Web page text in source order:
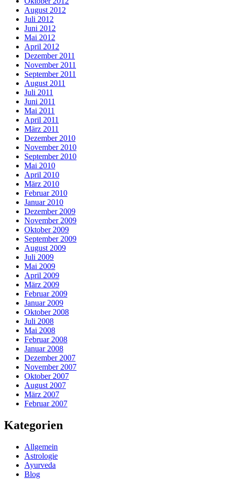
August 2012
Juli 2012
Juni 2012
Mai 2012
April 2012
Dezember 2011
November 2011
September 2011
August 2011
Juli 2011
Juni 2011
Mai 2011
April 2011
März 2011
Dezember 2010
November 2010
September 2010
Mai 2010
April 2010
März 2010
Februar 2010
Januar 2010
Dezember 2009
November 2009
Oktober 2009
September 2009
August 2009
Juli 2009
Mai 2009
April 2009
März 2009
Februar 2009
Januar 2009
Oktober 2008
Juli 2008
Mai 2008
Februar 2008
Januar 2008
Dezember 2007
November 2007
Oktober 2007
August 2007
März 2007
Februar 2007
Kategorien
Allgemein
Astrologie
Ayurveda
Blog